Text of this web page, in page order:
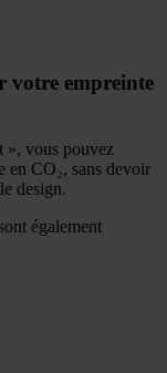
votre empreinte
», vous pouvez
en CO₂, sans devoir
design.
également